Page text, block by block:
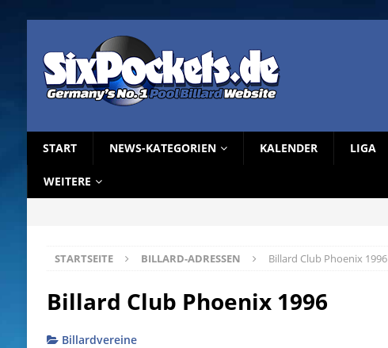
START NEWS-KATEGORIEN KALENDER LIGA
WEITERE
STARTSEITE BILLARD-ADRESSEN Billard Club Phoenix 1996
Billard Club Phoenix 1996
Billardvereine